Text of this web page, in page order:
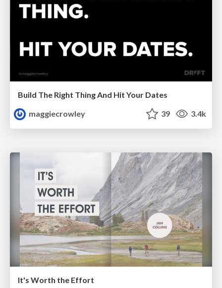
Build The Right Thing And Hit Your Dates
maggiecrowley
39 3.4k
It's Worth the Effort